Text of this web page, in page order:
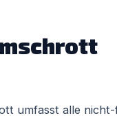
umfasst alle